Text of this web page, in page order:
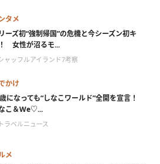
タメ
ーズ初“強制帰国”の危機と今シーズン初キ
女性が沼るモ...
ャッフルアイランド7考察
かけ
になっても“しなこワールド”全開を宣言！
こ＆We♡...
ラベルニュース
メ